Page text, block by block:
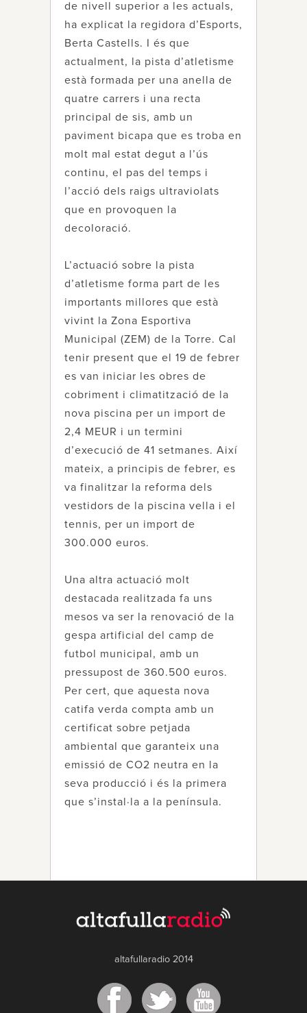
de nivell superior a les actuals,
ha explicat la regidora d’Esports,
Berta Castells. I és que
actualment, la pista d’atletisme
està formada per una anella de
quatre carrers i una recta
principal de sis, amb un
paviment bicapa que es troba en
molt mal estat degut a l’ús
continu, el pas del temps i
l’acció dels raigs ultraviolats
que en provoquen la
decoloració.
L’actuació sobre la pista
d’atletisme forma part de les
importants millores que està
vivint la Zona Esportiva
Municipal (ZEM) de la Torre. Cal
tenir present que el 19 de febrer
es van iniciar les obres de
cobriment i climatització de la
nova piscina per un import de
2,4 MEUR i un termini
d’execució de 41 setmanes. Així
mateix, a principis de febrer, es
va finalitzar la reforma dels
vestidors de la piscina vella i el
tennis, per un import de
300.000 euros.
Una altra actuació molt
destacada realitzada fa uns
mesos va ser la renovació de la
gespa artificial del camp de
futbol municipal, amb un
pressupost de 360.500 euros.
Per cert, que aquesta nova
catifa verda compta amb un
certificat sobre petjada
ambiental que garanteix una
emissió de CO2 neutra en la
seva producció i és la primera
que s’instal·la a la península.
altafullaradio 2014